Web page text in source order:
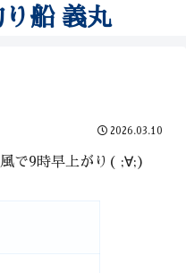
船 義丸
2026.03.10
で9時早上がり( ;∀;)